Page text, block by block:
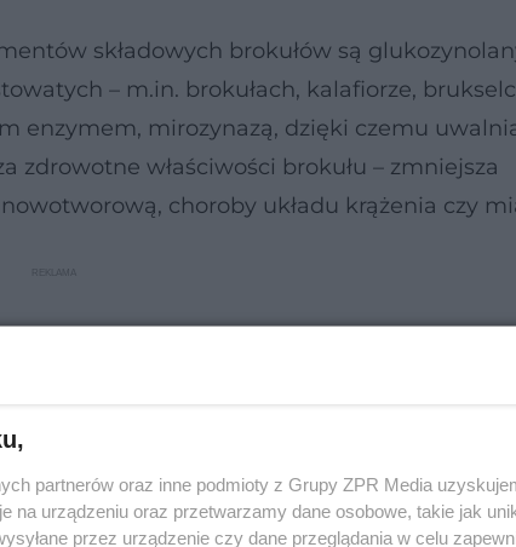
składowych brokułów są
– m.in. brokułach, kalafiorze,
enzymem, mirozynazą, dzięki czemu
zdrowotne właściwości brokułu – zmniejsza
choroby układu krążenia czy
partnerów oraz inne podmioty z Grupy ZPR Media
na urządzeniu oraz przetwarzamy dane osobowe, takie jak
przez urządzenie czy dane przeglądania w celu